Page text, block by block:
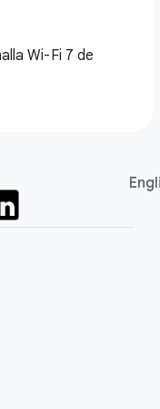
Wi-Fi 7 de